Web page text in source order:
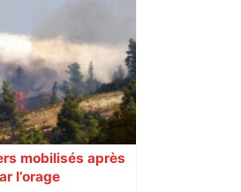
LFI salue "une
oblige à la
mobilisés après
l’orage